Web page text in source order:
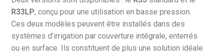
R33LP, conçu pour une utilisation en basse pression.
Ces deux modèles peuvent être installés dans des
systèmes d’irrigation par couverture intégrale, enterrés
ou en surface. Ils constituent de plus une solution idéale